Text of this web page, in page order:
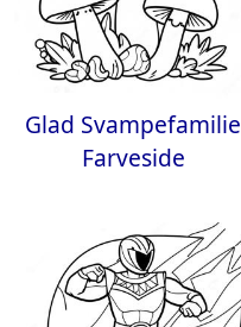
Glad Svampefamilie
Farveside